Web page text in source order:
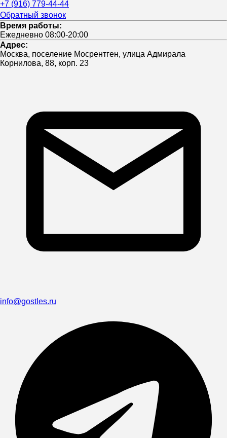
+7 (916) 779-44-44
Обратный звонок
Время работы:
Ежедневно 08:00-20:00
Адрес:
Москва, поселение Мосрентген, улица Адмирала
Корнилова, 88, корп. 23
info@gostles.ru